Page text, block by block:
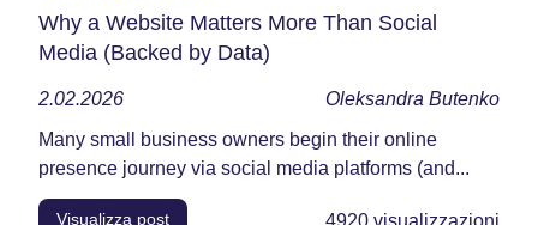
Why a Website Matters More Than Social
Media (Backed by Data)
2.02.2026 Oleksandra Butenko
Many​‍​‌‍​‍‌​‍​‌‍​‍‌ small business owners begin their online
presence journey via social media platforms (and...
Visualizza post